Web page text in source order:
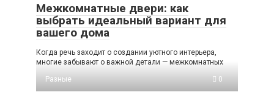
Межкомнатные двери: как
выбрать идеальный вариант для
вашего дома
Когда речь заходит о создании уютного интерьера,
многие забывают о важной детали — межкомнатных
Разные
0